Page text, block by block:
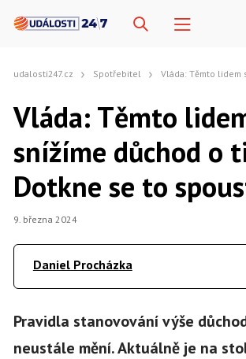
udalosti247.cz Spotřebitel Vláda: Těmto lidem snížíme
Vláda: Těmto
snížíme důchod o
Dotkne se to
9. března 2024
Daniel Procházka
Pravidla stanovování výše
neustále mění. Aktuálně je na